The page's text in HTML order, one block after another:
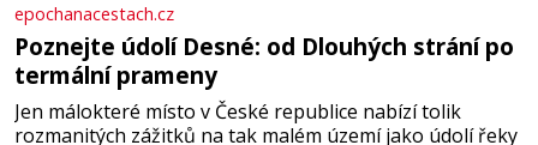
epochanacestach.cz
Poznejte údolí Desné: od Dlouhých strání po
termální prameny
Jen málokteré místo v České republice nabízí tolik
rozmanitých zážitků na tak malém území jako údolí řeky